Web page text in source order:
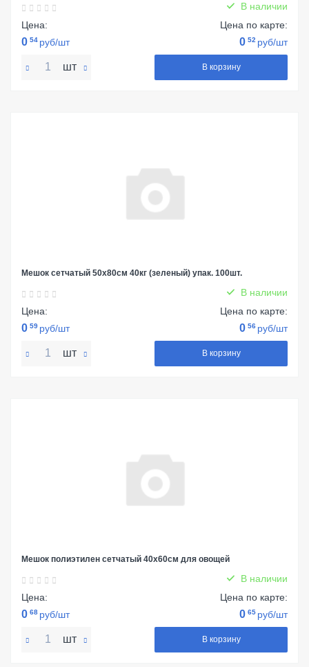
В наличии
Цена:
0 54 руб/шт
Цена по карте:
0 52 руб/шт
шт В корзину
Мешок сетчатый 50х80см 40кг (зеленый) упак. 100шт.
В наличии
Цена:
0 59 руб/шт
Цена по карте:
0 56 руб/шт
шт В корзину
Мешок полиэтилен сетчатый 40х60см для овощей
В наличии
Цена:
0 68 руб/шт
Цена по карте:
0 65 руб/шт
шт В корзину